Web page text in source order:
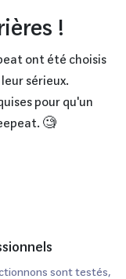
!
ont été choisis
sérieux.
pour qu'un
🧐
sont testés,